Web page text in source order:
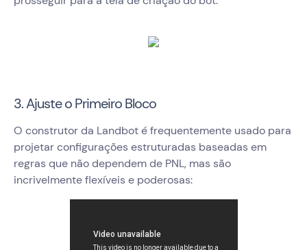
3. Ajuste o Primeiro Bloco
O construtor da Landbot é frequentemente usado para
projetar configurações estruturadas baseadas em
regras que não dependem de PNL, mas são
incrivelmente flexíveis e poderosas: